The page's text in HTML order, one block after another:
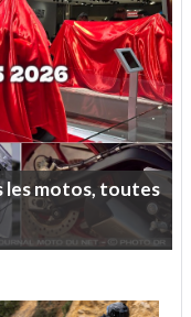
lesmotos,toutes